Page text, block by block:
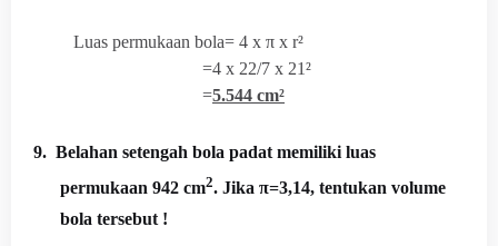
Luas permukaan bola= 4 x π x r²
=4 x 22/7 x 21²
=5.544 cm²
9. Belahan setengah bola padat memiliki luas
permukaan 942 cm2. Jika π=3,14, tentukan volume
bola tersebut !